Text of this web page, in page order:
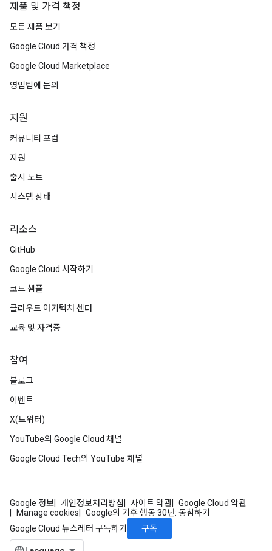
제품 및 가격 책정
모든 제품 보기
Google Cloud 가격 책정
Google Cloud Marketplace
영업팀에 문의
지원
커뮤니티 포럼
지원
출시 노트
시스템 상태
리소스
GitHub
Google Cloud 시작하기
코드 샘플
클라우드 아키텍처 센터
교육 및 자격증
참여
블로그
이벤트
X(트위터)
YouTube의 Google Cloud 채널
Google Cloud Tech의 YouTube 채널
Google 정보 개인정보처리방침 사이트 약관
Google Cloud 약관
Manage cookies
Google의 기후 행동 30년: 동참하기
Google Cloud 뉴스레터 구독하기
구독